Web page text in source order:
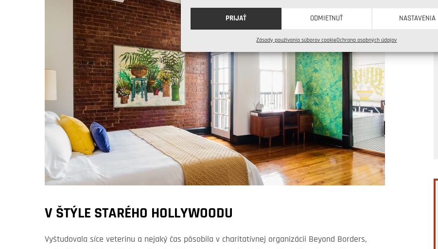
PRIJAŤ ODMIETNUŤ NASTAVENIA
Zásady používania súborov cookieOchrana osobných údajov
V ŠTÝLE STARÉHO HOLLYWOODU
Vyštudovala síce veterinu a nejaký čas pôsobila v charitatívnej organizácii Beyond Borders,